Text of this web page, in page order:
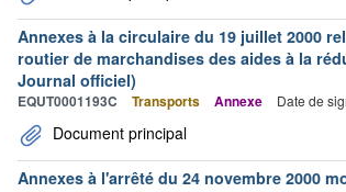
Annexes à la circulaire du 19 juillet 2000
routier de marchandises des aides à la
Journal officiel)
EQUT0001193C Transports Annexe Date de
Document principal
Annexes à l'arrêté du 24 novembre 2000